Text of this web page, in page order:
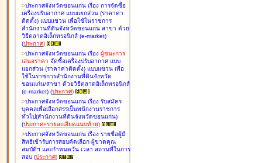
>ประกาศจังหวัดขอนแก่น เรื่อง การจัดซื้อ
เครื่องปรับอากาศ แบบแยกส่วน (ราคาค่า
ติดตั้ง) แบบแขวน เพื่อใช้ในราชการ
สำนักงานที่ดินจังหวัดขอนแก่น สาขา ด้วย
วิธีตลาดอิเล็กทรอนิกส์ (e-market)
(ประกาศ)
>ประกาศจังหวัดขอนแก่น เรื่อง ผู้ชนะการ
เสนอราคา จัดซื้อเครื่องปรับอากาศ แบบ
แยกส่วน (ราคาค่าติดตั้ง) แบบแขวน เพื่อ
ใช้ในราชการสำนักงานที่ดินจังหวัด
ขอนแก่น/สาขา ด้วยวิธีตลาดอิเล็กทรอนิกส์
(e-market) (ประกาศ)
>ประกาศจังหวัดขอนแก่น เรื่อง รับสมัคร
บุคคลเพื่อเลือกสรรเป็นพนักงานราชการ
ทั่วไป(สำนักงานที่ดินจังหวัดขอนแก่น)
(ประกาศ+รายละเอียดแนบท้าย)
>ประกาศจังหวัดขอนแก่น เรื่อง รายชื่อผู้มี
สิทธิเข้ารับการสอบคัดเลือก ผู้ขาดคุณ
สมบัติฯ และกำหนดวัน เวลา สถานที่ในการ
สอบ (ประกาศ)